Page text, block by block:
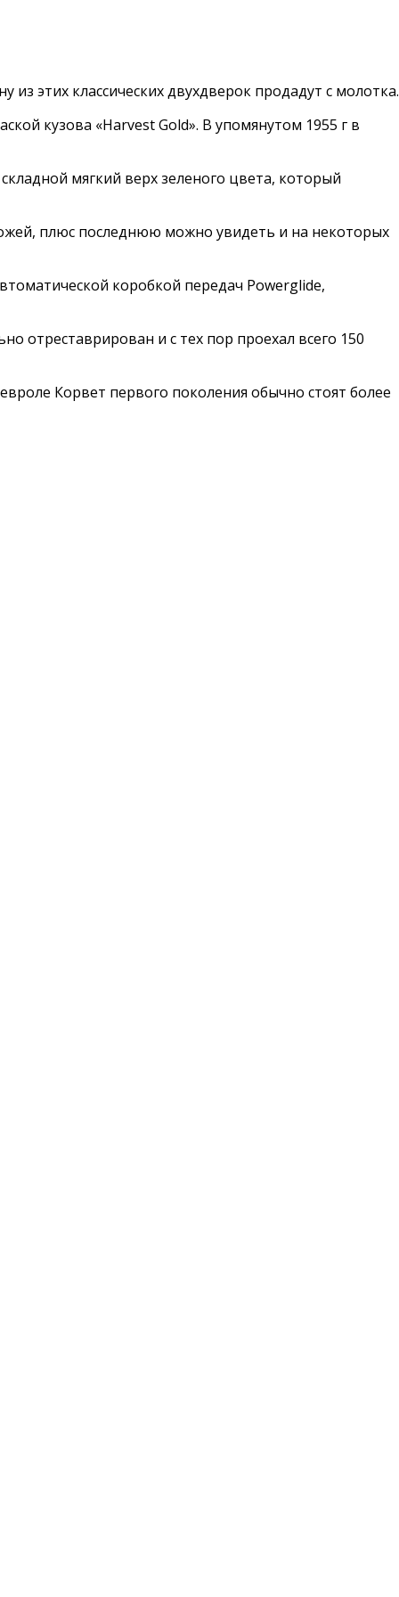
этих классических двухдверок продадут с молотка.
кузова «Harvest Gold». В упомянутом 1955 г в
мягкий верх зеленого цвета, который
плюс последнюю можно увидеть и на некоторых
коробкой передач Powerglide,
отреставрирован и с тех пор проехал всего 150
Корвет первого поколения обычно стоят более